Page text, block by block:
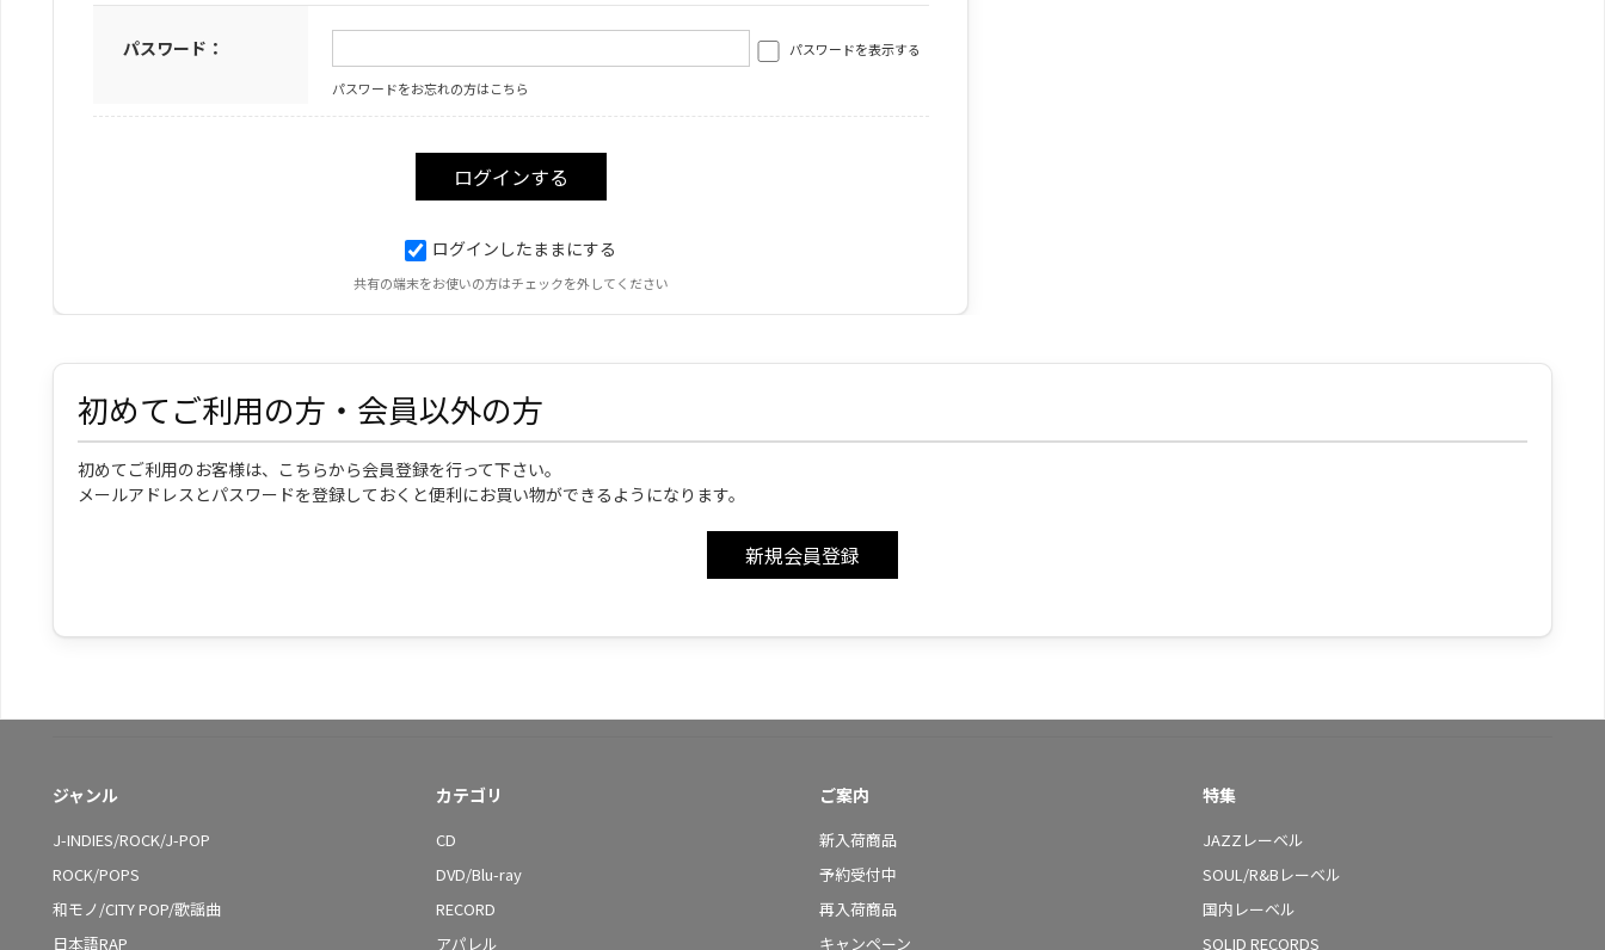
パスワード： パスワードを表示する
パスワードをお忘れの方はこちら
ログインしたままにする
共有の端末をお使いの方はチェックを外してください
初めてご利用の方・会員以外の方
初めてご利用のお客様は、こちらから会員登録を行って下さい。
メールアドレスとパスワードを登録しておくと便利にお買い物ができるようになります。
ジャンル
J-INDIES/ROCK/J-POP
ROCK/POPS
和モノ/CITY POP/歌謡曲
日本語RAP
カテゴリ
CD
DVD/Blu-ray
RECORD
アパレル
ご案内
新入荷商品
予約受付中
再入荷商品
キャンペーン
特集
JAZZレーベル
SOUL/R&Bレーベル
国内レーベル
SOLID RECORDS